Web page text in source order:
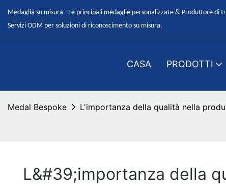
Medaglia su misura - Le principali medaglie personalizzate & Produttore di
Servizi ODM per soluzioni di riconoscimento su misura.
CASA PRODOTTI
Medal Bespoke L'importanza della qualità nella
L&#39;importanza della